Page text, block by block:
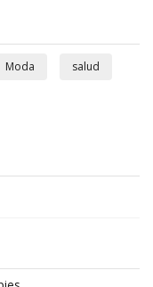
Moda salud